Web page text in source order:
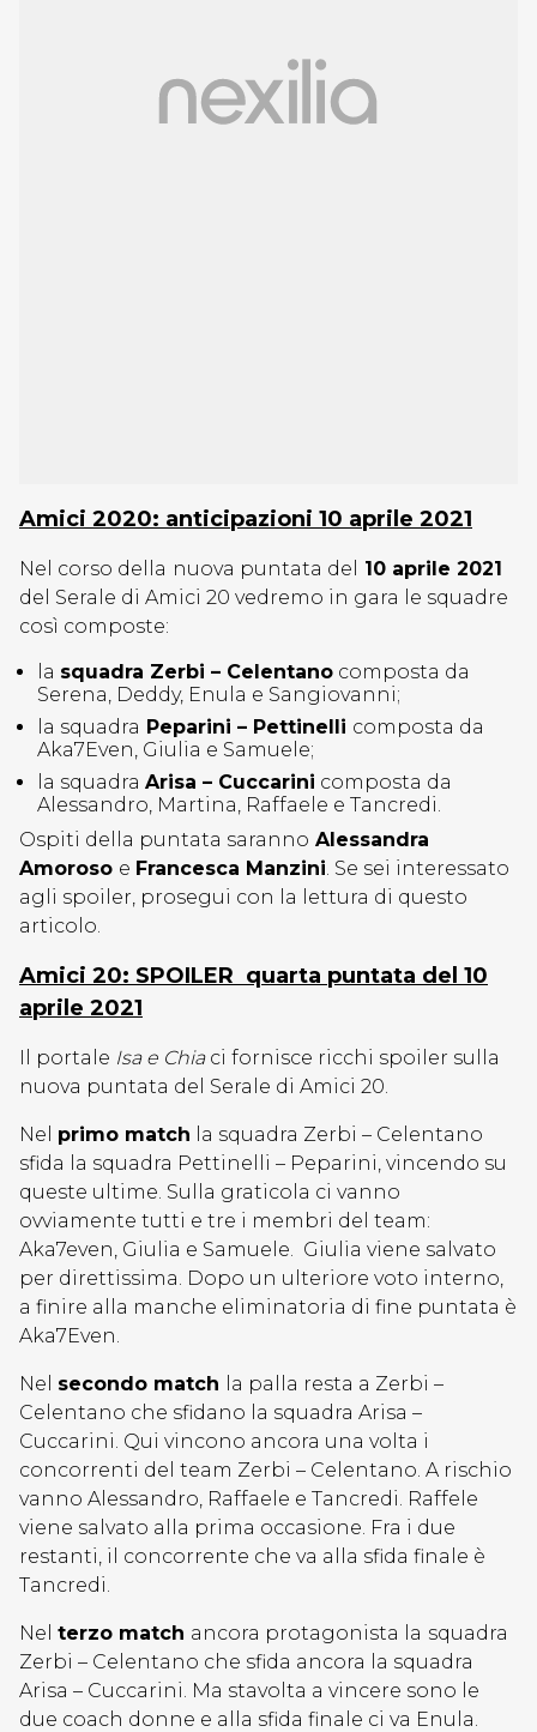
Amici 2020: anticipazioni 10 aprile 2021
Nel corso della nuova puntata del
10 aprile 2021
del Serale di Amici 20 vedremo in gara le squadre
così composte:
la squadra Zerbi – Celentano composta da
Serena, Deddy, Enula e Sangiovanni;
la squadra Peparini – Pettinelli composta da
Aka7Even, Giulia e Samuele;
la squadra Arisa – Cuccarini composta da
Alessandro, Martina, Raffaele e Tancredi.
Ospiti della puntata saranno Alessandra
Amoroso e Francesca Manzini. Se sei interessato
agli spoiler, prosegui con la lettura di questo
articolo.
Amici 20: SPOILER quarta puntata del 10
aprile 2021
Il portale Isa e Chiaci fornisce ricchi spoiler sulla
nuova puntata del Serale di Amici 20.
Nel primo match la squadra Zerbi – Celentano
sfida la squadra Pettinelli – Peparini, vincendo su
queste ultime. Sulla graticola ci vanno
ovviamente tutti e tre i membri del team:
Aka7even, Giulia e Samuele. Giulia viene salvato
per direttissima. Dopo un ulteriore voto interno,
a finire alla manche eliminatoria di fine puntata è
Aka7Even.
Nel secondo match
la palla resta a Zerbi –
Celentano che sfidano la squadra Arisa –
Cuccarini. Qui vincono ancora una volta i
concorrenti del team Zerbi – Celentano. A rischio
vanno Alessandro, Raffaele e Tancredi. Raffele
viene salvato alla prima occasione. Fra i due
restanti, il concorrente che va alla sfida finale è
Tancredi.
Nel terzo match ancora protagonista la squadra
Zerbi – Celentano che sfida ancora la squadra
Arisa – Cuccarini. Ma stavolta a vincere sono le
due coach donne e alla sfida finale ci va Enula.